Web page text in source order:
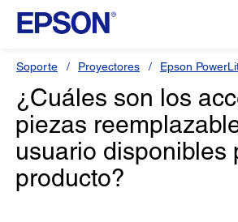
Soporte Proyectores Epson
¿Cuáles son los
piezas
usuario disponibles
producto?